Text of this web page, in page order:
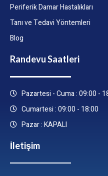
Periferik Damar Hastalıkları
Tanı ve Tedavi Yöntemleri
Blog
Randevu Saatleri
Pazartesi - Cuma : 09:00 -
Cumartesi : 09:00 - 18:00
Pazar : KAPALI
İletişim